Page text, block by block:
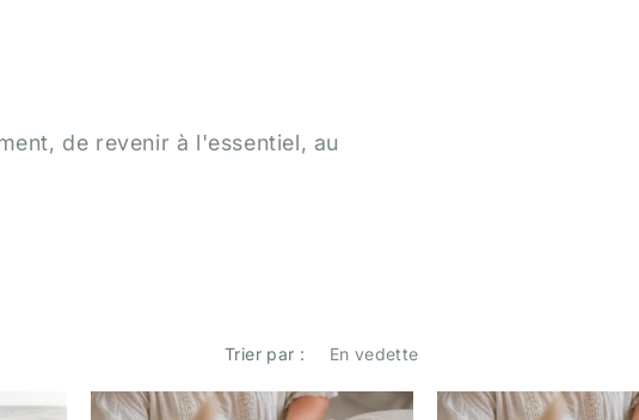
de revenir à l'essentiel, au
Trier par :